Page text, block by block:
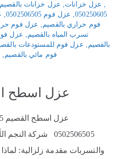
‚ عزل خزانات‚ عزل خزانات
050250605
‚ عزل فوم 0502506505 ‚
فوم حراري بالقصيم‚ عزل فوم
تسرب المياه بالقصيم‚ عزل
بالقصيم‚ عزل فوم للمستودعات
فوم مائي بالقصيم‚
عزل اسطح القصيم
0502506505 شركة
والتسربات مقدمة زلزالية: